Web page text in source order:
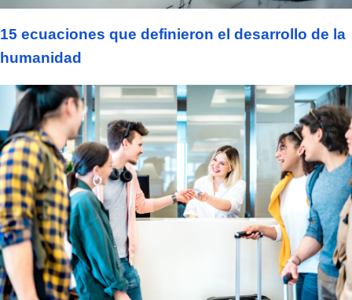
15 ecuaciones que definieron el desarrollo de la
humanidad